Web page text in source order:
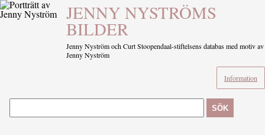
JENNY NYSTRÖMS
BILDER
Jenny Nyström och Curt Stoopendaal-stiftelsens databas med motiv av
Jenny Nyström
Information
SÖK